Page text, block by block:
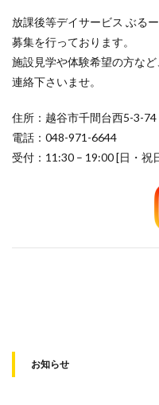
放課後等デイサービス ぶる
募集を行っております。
施設見学や体験希望の方な
連絡下さいませ。
住所：越谷市千間台西5-3-74
電話：048-971-6644
受付：11:30 – 19:00 [日・祝
お知らせ